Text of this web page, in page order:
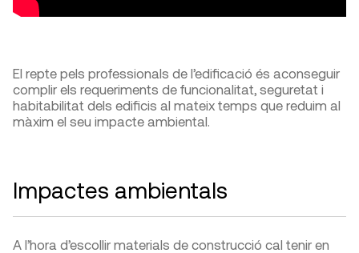
El repte pels professionals de l’edificació és aconseguir
complir els requeriments de funcionalitat, seguretat i
habitabilitat dels edificis al mateix temps que reduim al
màxim el seu impacte ambiental.
Impactes ambientals
A l’hora d’escollir materials de construcció cal tenir en